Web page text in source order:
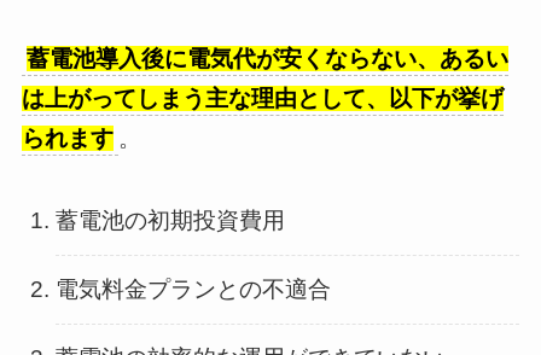
蓄電池導入後に電気代が安くならない、あるい
は上がってしまう主な理由として、以下が挙げ
られます 。
蓄電池の初期投資費用
電気料金プランとの不適合